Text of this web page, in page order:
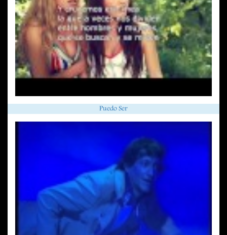
Puedo Ser